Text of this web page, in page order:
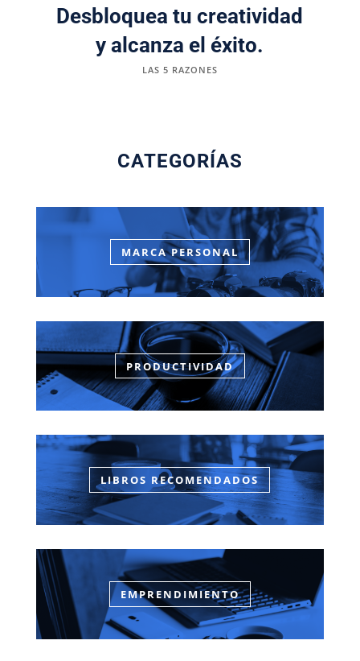
Desbloquea tu creatividad
y alcanza el éxito.
LAS 5 RAZONES
CATEGORÍAS
MARCA PERSONAL
PRODUCTIVIDAD
LIBROS RECOMENDADOS
EMPRENDIMIENTO